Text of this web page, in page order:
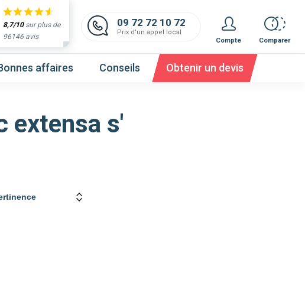
8,7/10sur plus de
96146 avis
09 72 72 10 72
Prix d'un appel local
Compte
Comparer
affaires Conseils Obtenir un devis
extensa s'